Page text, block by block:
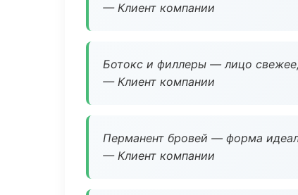
— Клиент компании
Ботокс и филлеры — лицо
— Клиент компании
Перманент бровей — форма
— Клиент компании